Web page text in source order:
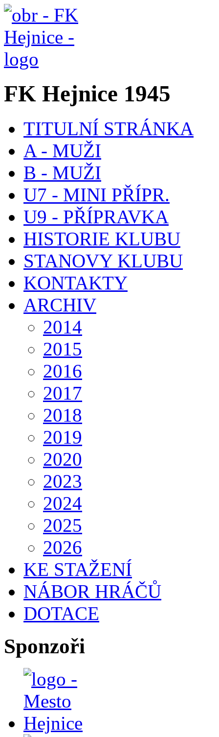
FK Hejnice 1945
TITULNÍ STRÁNKA
A - MUŽI
B - MUŽI
U7 - MINI PŘÍPR.
U9 - PŘÍPRAVKA
HISTORIE KLUBU
STANOVY KLUBU
KONTAKTY
ARCHIV
2014
2015
2016
2017
2018
2019
2020
2023
2024
2025
2026
KE STAŽENÍ
NÁBOR HRÁČŮ
DOTACE
Sponzoři